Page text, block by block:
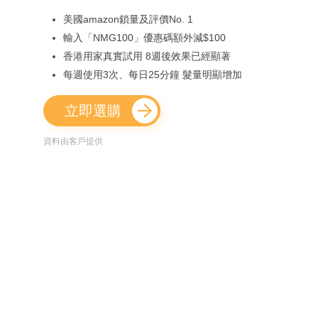
美國amazon鎖量及評價No. 1
輸入「NMG100」優惠碼額外減$100
香港用家真實試用 8週後效果已經顯著
每週使用3次、每日25分鐘 髮量明顯增加
立即選購
資料由客戶提供